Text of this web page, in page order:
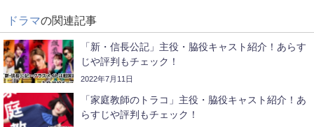
ドラマの関連記事
「新・信長公記」主役・脇役キャスト紹介！あらす
じや評判もチェック！
2022年7月11日
「家庭教師のトラコ」主役・脇役キャスト紹介！あ
らすじや評判もチェック！